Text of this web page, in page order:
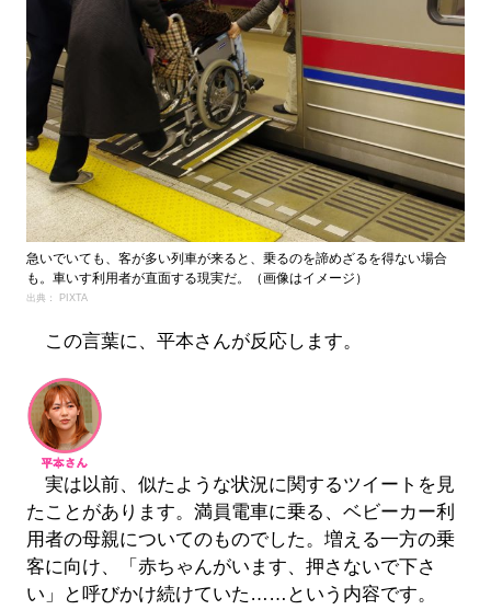
急いでいても、客が多い列車が来ると、乗るのを諦めざるを得ない場合
も。車いす利用者が直面する現実だ。（画像はイメージ）
出典： PIXTA
この言葉に、平本さんが反応します。
実は以前、似たような状況に関するツイートを見
たことがあります。満員電車に乗る、ベビーカー利
用者の母親についてのものでした。増える一方の乗
客に向け、「赤ちゃんがいます、押さないで下さ
い」と呼びかけ続けていた……という内容です。